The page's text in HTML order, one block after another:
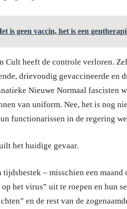
is geen vaccin, het is een
Cult heeft de controle verloren.
drievoudig gevaccineerde en
Nieuwe Normaal fascisten
van uniform. Nee, het is nog
functionarissen in de regering
het huidige gevaar.
tijdsbestek – misschien een
het virus” uit te roepen en hun
en de rest van de